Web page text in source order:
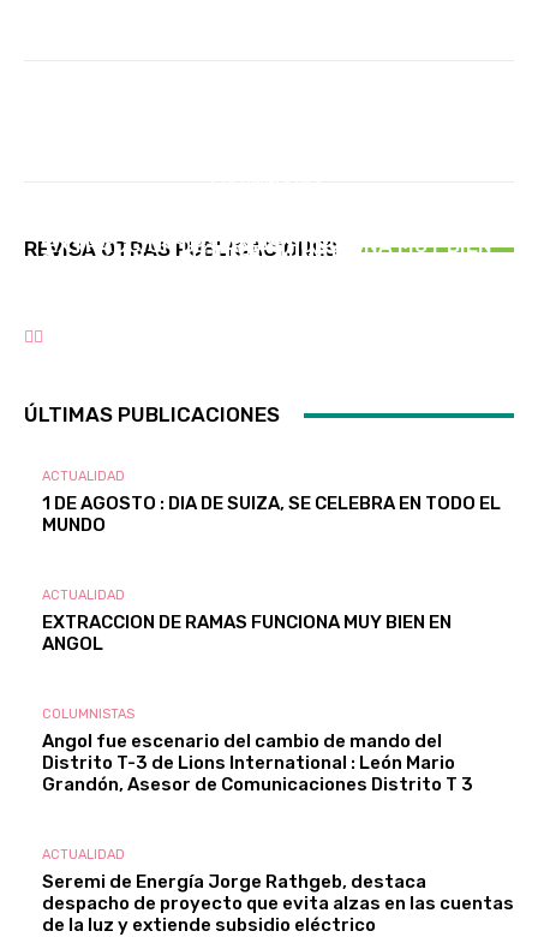
REVISA OTRAS PUBLICACIONES
TODO EL MUNDO
EXTRACCION DE RAMAS FUNCIONA MUY BIEN
Distrito T-3 de Lions International : León Mario
Grandón, Asesor de Comunicaciones Distrito T
ÚLTIMAS PUBLICACIONES
ACTUALIDAD
1 DE AGOSTO : DIA DE SUIZA, SE CELEBRA EN TODO EL
MUNDO
ACTUALIDAD
EXTRACCION DE RAMAS FUNCIONA MUY BIEN EN
ANGOL
COLUMNISTAS
Angol fue escenario del cambio de mando del
Distrito T-3 de Lions International : León Mario
Grandón, Asesor de Comunicaciones Distrito T 3
ACTUALIDAD
Seremi de Energía Jorge Rathgeb, destaca
despacho de proyecto que evita alzas en las cuentas
de la luz y extiende subsidio eléctrico